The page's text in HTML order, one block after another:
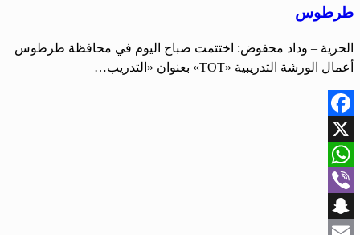
طرطوس
الحرية – وداد محفوض: اختتمت صباح اليوم في محافظة طرطوس
أعمال الورشة التدريبية «TOT» بعنوان «التدريب…
Facebook
X
WhatsApp
Viber
Snapchat